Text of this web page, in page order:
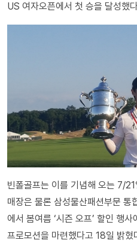
US 여자오픈에서 첫 승을 달성했
빈폴골프는 이를 기념해 오는 7/
매장은 물론 삼성물산패션부문
에서 봄여름 ‘시즌 오프’ 할인 행
프로모션을 마련했다고 18일 밝혔